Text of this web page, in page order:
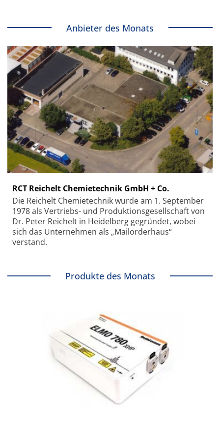
Anbieter des Monats
RCT Reichelt Chemietechnik GmbH + Co.
Die Reichelt Chemietechnik wurde am 1. September
1978 als Vertriebs- und Produktionsgesellschaft von
Dr. Peter Reichelt in Heidelberg gegründet, wobei
sich das Unternehmen als „Mailorderhaus“
verstand.
Produkte des Monats